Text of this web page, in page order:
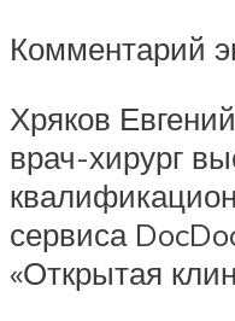
Комментарий
Хряков
врач-хирург
сервиса
«Открытая